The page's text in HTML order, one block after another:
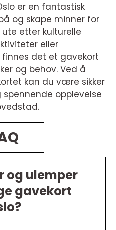
er en fantastisk
og skape minner for
etter kulturelle
eller
det et gavekort
og behov. Ved å
kan du være sikker
opplevelse
og ulemper
gavekort